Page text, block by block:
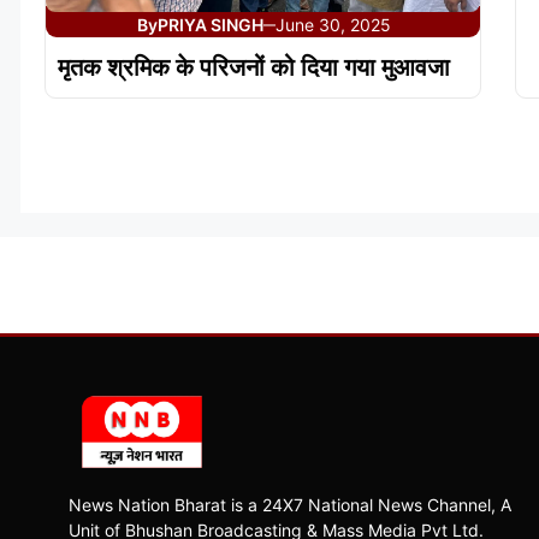
ByPRIYA SINGH—June 30, 2025
मृतक श्रमिक के परिजनों को दिया गया मुआवजा
News Nation Bharat is a 24X7 National News Channel, A
Unit of Bhushan Broadcasting & Mass Media Pvt Ltd.